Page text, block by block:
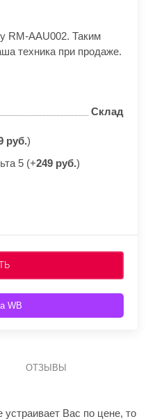
RM-AAU002. Таким
техника при продаже.
Склад
руб.)
5 (+249 руб.)
WB
ОТЗЫВЫ
Вас по цене, то